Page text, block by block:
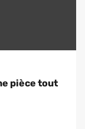
pièce tout